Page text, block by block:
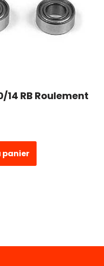
14 RB Roulement
panier